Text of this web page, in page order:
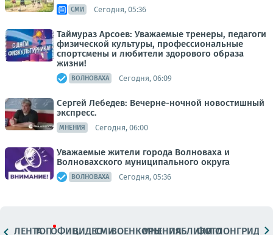
СМИ Сегодня, 05:36
Таймураз Арсоев: Уважаемые тренеры, педагоги
физической культуры, профессиональные
спортсмены и любители здорового образа
жизни!
ВОЛНОВАХА Сегодня, 06:09
Сергей Лебедев: Вечерне-ночной новостишный
экспресс.
МНЕНИЯ Сегодня, 06:00
Уважаемые жители города Волноваха и
Волновахского муниципального округа
ВОЛНОВАХА Сегодня, 05:36
ЛЕНТАТОПОФИЦ.ВИДЕОСМИВОЕНКОРЫМНЕНИЯПАБЛИКИ
ФОТОЛОНГРИДЫ